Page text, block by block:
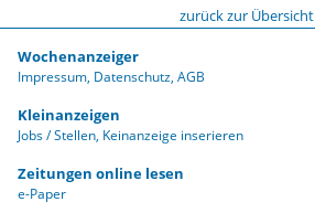
zurück zur Übersicht
Wochenanzeiger
Impressum Datenschutz AGB
Kleinanzeigen
Jobs / Stellen Keinanzeige inserieren
Zeitungen online lesen
e-Paper